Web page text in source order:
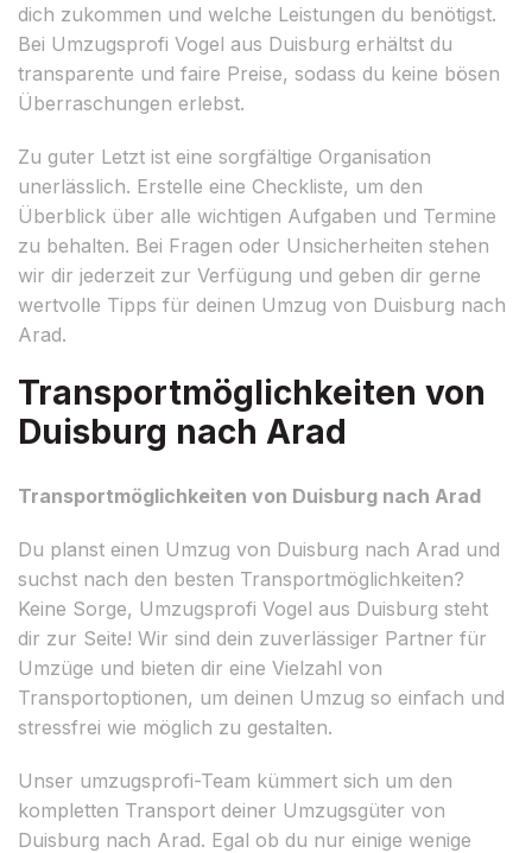
dich zukommen und welche Leistungen du benötigst.
Bei Umzugsprofi Vogel aus Duisburg erhältst du
transparente und faire Preise, sodass du keine bösen
Überraschungen erlebst.
Zu guter Letzt ist eine sorgfältige Organisation
unerlässlich. Erstelle eine Checkliste, um den
Überblick über alle wichtigen Aufgaben und Termine
zu behalten. Bei Fragen oder Unsicherheiten stehen
wir dir jederzeit zur Verfügung und geben dir gerne
wertvolle Tipps für deinen Umzug von Duisburg nach
Arad.
Transportmöglichkeiten von
Duisburg nach Arad
Transportmöglichkeiten von Duisburg nach Arad
Du planst einen Umzug von Duisburg nach Arad und
suchst nach den besten Transportmöglichkeiten?
Keine Sorge, Umzugsprofi Vogel aus Duisburg steht
dir zur Seite! Wir sind dein zuverlässiger Partner für
Umzüge und bieten dir eine Vielzahl von
Transportoptionen, um deinen Umzug so einfach und
stressfrei wie möglich zu gestalten.
Unser umzugsprofi-Team kümmert sich um den
kompletten Transport deiner Umzugsgüter von
Duisburg nach Arad. Egal ob du nur einige wenige